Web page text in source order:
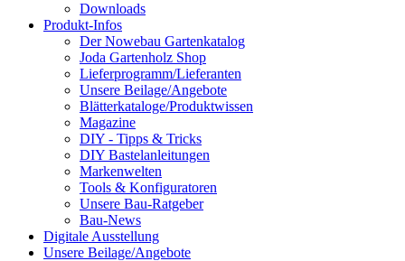
Downloads
Produkt-Infos
Der Nowebau Gartenkatalog
Joda Gartenholz Shop
Lieferprogramm/Lieferanten
Unsere Beilage/Angebote
Blätterkataloge/Produktwissen
Magazine
DIY - Tipps & Tricks
DIY Bastelanleitungen
Markenwelten
Tools & Konfiguratoren
Unsere Bau-Ratgeber
Bau-News
Digitale Ausstellung
Unsere Beilage/Angebote